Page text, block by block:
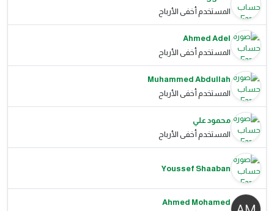
المستخدم أخفى الأرباح
Ahmed Adel
المستخدم أخفى الأرباح
Muhammed Abdullah
المستخدم أخفى الأرباح
محمود علي
المستخدم أخفى الأرباح
Youssef Shaaban
Ahmed Mohamed